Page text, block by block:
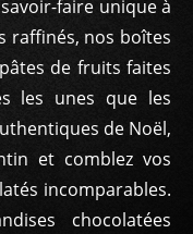
faire unique à
raffinés, nos boîtes
de fruits faites
les unes que les
de Noël,
et comblez vos
incomparables.
chocolatées